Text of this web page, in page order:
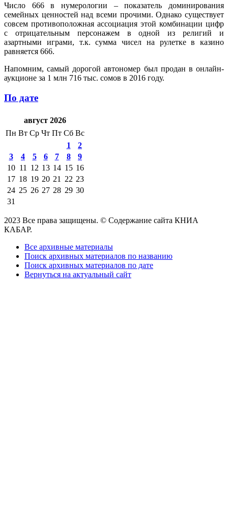
Число 666 в нумерологии – показатель доминирования
семейных ценностей над всеми прочими. Однако существует
совсем противоположная ассоциация этой комбинации цифр
с отрицательным персонажем в одной из религий и
азартными играми, т.к. сумма чисел на рулетке в казино
равняется 666.
Напомним, самый дорогой автономер был продан в онлайн-
аукционе за 1 млн 716 тыс. сомов в 2016 году.
По дате
август 2026
Пн Вт Ср Чт Пт Сб Вс
1
2
3
4 5 6 7 8
9
10 11 12 13 14 15 16
17 18 19 20 21 22 23
24 25 26 27 28 29 30
31
2023 Все права защищены. © Содержание сайта КНИА
КАБАР.
Все архивные материалы
Поиск архивных материалов по названию
Поиск архивных материалов по дате
Вернуться на актуальный сайт